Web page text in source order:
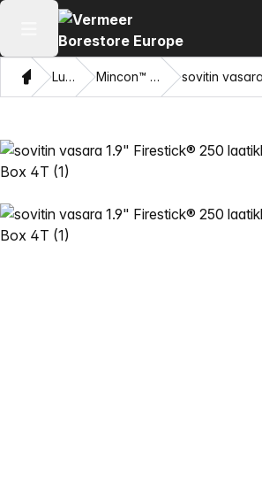
Avaa päävalikko
Koti Luettelo Mincon™ HDD-vasarat